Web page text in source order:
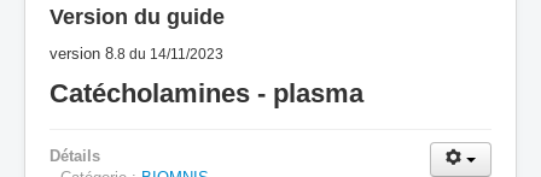
Version du guide
version 8.8 du 14/11/2023
Catécholamines - plasma
Détails